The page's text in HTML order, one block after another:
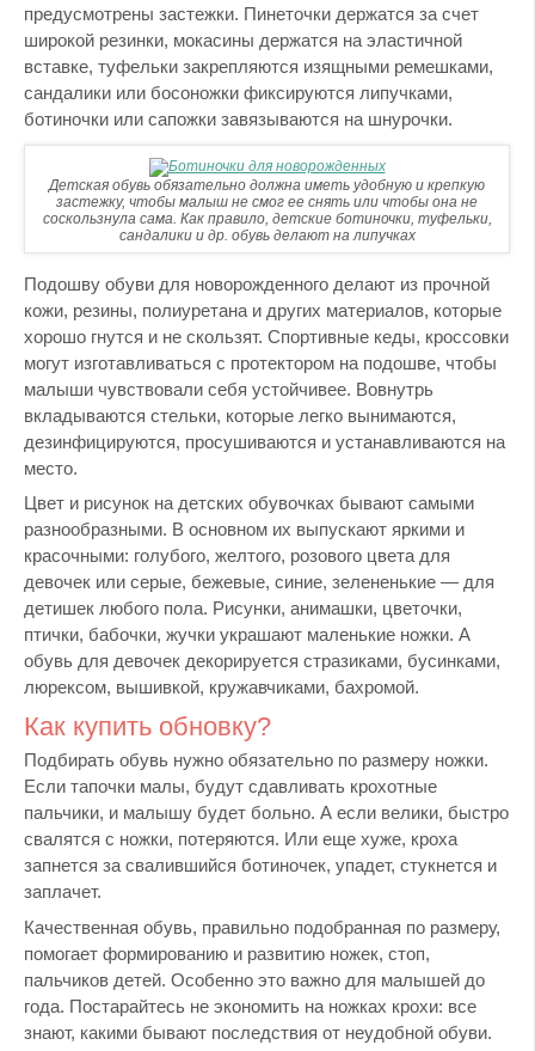
предусмотрены застежки. Пинеточки держатся за счет
широкой резинки, мокасины держатся на эластичной
вставке, туфельки закрепляются изящными ремешками,
сандалики или босоножки фиксируются липучками,
ботиночки или сапожки завязываются на шнурочки.
Детская обувь обязательно должна иметь удобную и крепкую
застежку, чтобы малыш не смог ее снять или чтобы она не
соскользнула сама. Как правило, детские ботиночки, туфельки,
сандалики и др. обувь делают на липучках
Подошву обуви для новорожденного делают из прочной
кожи, резины, полиуретана и других материалов, которые
хорошо гнутся и не скользят. Спортивные кеды, кроссовки
могут изготавливаться с протектором на подошве, чтобы
малыши чувствовали себя устойчивее. Вовнутрь
вкладываются стельки, которые легко вынимаются,
дезинфицируются, просушиваются и устанавливаются на
место.
Цвет и рисунок на детских обувочках бывают самыми
разнообразными. В основном их выпускают яркими и
красочными: голубого, желтого, розового цвета для
девочек или серые, бежевые, синие, зелененькие — для
детишек любого пола. Рисунки, анимашки, цветочки,
птички, бабочки, жучки украшают маленькие ножки. А
обувь для девочек декорируется стразиками, бусинками,
люрексом, вышивкой, кружавчиками, бахромой.
Как купить обновку?
Подбирать обувь нужно обязательно по размеру ножки.
Если тапочки малы, будут сдавливать крохотные
пальчики, и малышу будет больно. А если велики, быстро
свалятся с ножки, потеряются. Или еще хуже, кроха
запнется за свалившийся ботиночек, упадет, стукнется и
заплачет.
Качественная обувь, правильно подобранная по размеру,
помогает формированию и развитию ножек, стоп,
пальчиков детей. Особенно это важно для малышей до
года. Постарайтесь не экономить на ножках крохи: все
знают, какими бывают последствия от неудобной обуви.